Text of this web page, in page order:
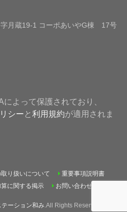
蔵19-1 コーポあいやG棟 17号
よって保護されており、
シー と 利用規約が適用されま
り扱いについて
重要事項説明書
に関する掲示
お問い合わせ
ーション和み.All Rights Reserved.